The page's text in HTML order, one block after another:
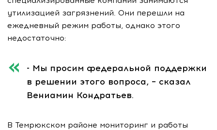
утилизацией загрязнений. Они перешли на
ежедневный режим работы, однако этого
недостаточно:
- Мы просим федеральной поддержки
в решении этого вопроса, – сказал
Вениамин Кондратьев.
В Темрюкском районе мониторинг и работы